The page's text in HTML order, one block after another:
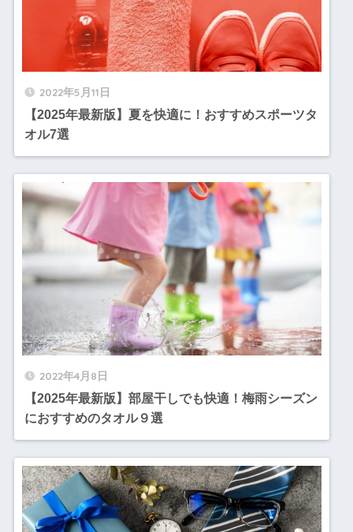
2022年5月11日
【2025年最新版】夏を快適に！おすすめスポーツタ
オル7選
2022年4月8日
【2025年最新版】部屋干しでも快適！梅雨シーズン
におすすめのタオル９選